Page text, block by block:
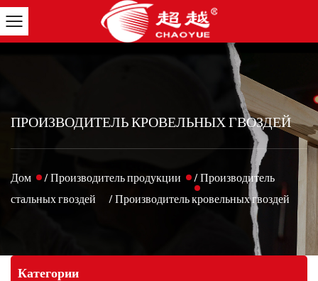
ПРОИЗВОДИТЕЛЬ КРОВЕЛЬНЫХ ГВОЗДЕЙ
Дом / Производитель продукции / Производитель
стальных гвоздей
/ Производитель кровельных гвоздей
Категории